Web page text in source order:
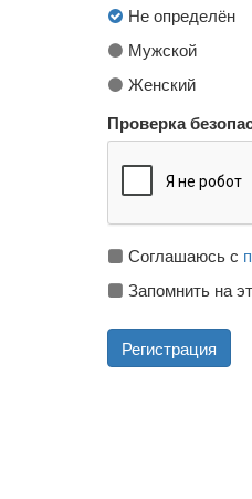
Не определён
Мужской
Женский
Проверка
Соглашаюсь с
Запомнить на